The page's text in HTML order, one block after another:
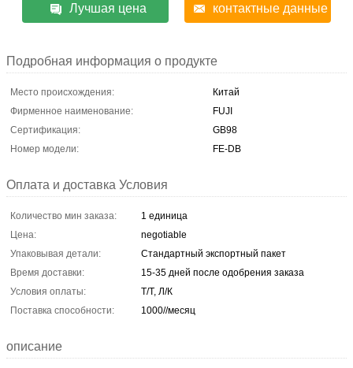
Лучшая цена контактные данные
Подробная информация о продукте
Место происхождения:
Китай
Фирменное наименование:
FUJI
Сертификация:
GB98
Номер модели:
FE-DB
Оплата и доставка Условия
Количество мин заказа:
1 единица
Цена:
negotiable
Упаковывая детали:
Стандартный экспортный пакет
Время доставки:
15-35 дней после одобрения заказа
Условия оплаты:
Т/Т, Л/К
Поставка способности:
1000//месяц
описание